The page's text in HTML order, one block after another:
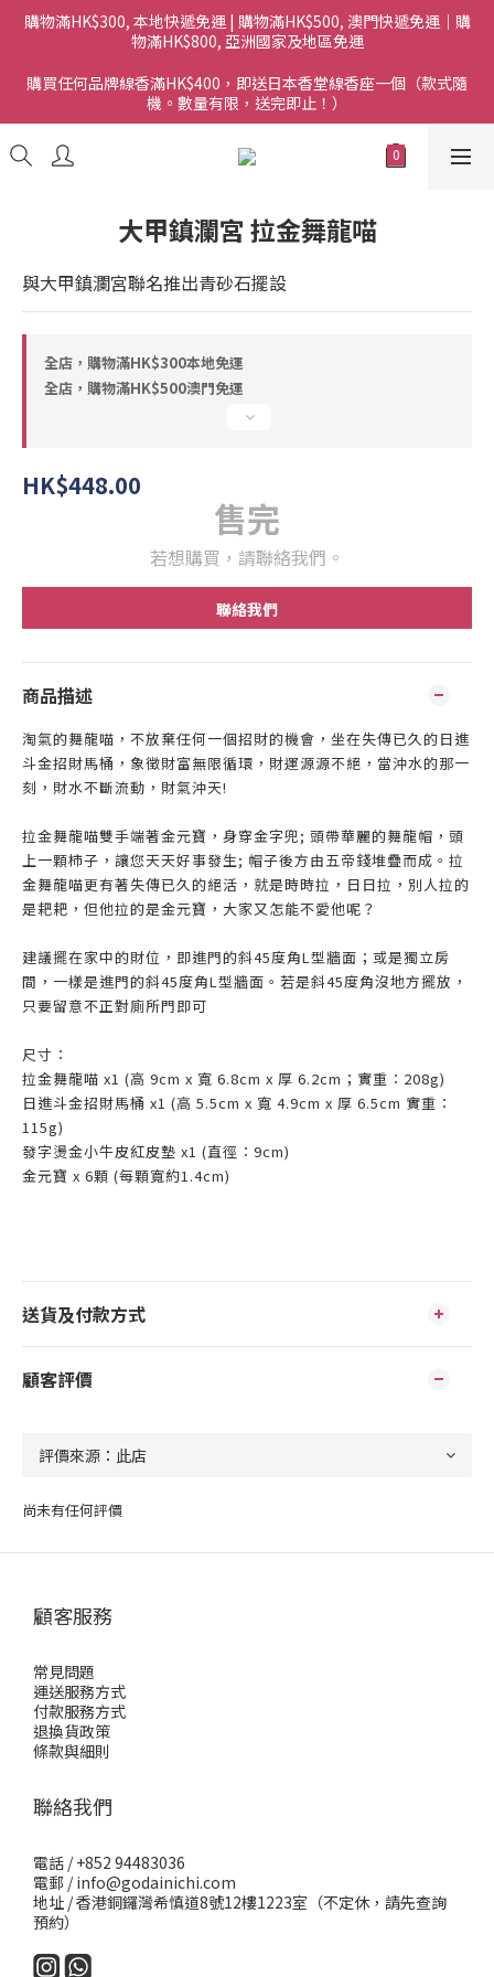
購物滿HK$300, 本地快遞免運 | 購物滿HK$500, 澳門快遞免運｜購
物滿HK$800, 亞洲國家及地區免運
購買任何品牌線香滿HK$400，即送日本香堂線香座一個（款式隨
機。數量有限，送完即止！）
大甲鎮瀾宮 拉金舞龍喵
與大甲鎮瀾宮聯名推出青砂石擺設
全店，購物滿HK$300本地免運
全店，購物滿HK$500澳門免運
HK$448.00
售完
若想購買，請聯絡我們。
聯絡我們
商品描述
淘氣的舞龍喵，不放棄任何一個招財的機會，坐在失傳已久的日進
斗金招財馬桶，象徵財富無限循環，財運源源不絕，當沖水的那一
刻，財水不斷流動，財氣沖天!
拉金舞龍喵雙手端著金元寶，身穿金字兜; 頭帶華麗的舞龍帽，頭
上一顆柿子，讓您天天好事發生; 帽子後方由五帝錢堆疊而成。拉
金舞龍喵更有著失傳已久的絕活，就是時時拉，日日拉，別人拉的
是耙耙，但他拉的是金元寶，大家又怎能不愛他呢？
建議擺在家中的財位，即進門的斜45度角L型牆面；或是獨立房
間，一樣是進門的斜45度角L型牆面。若是斜45度角沒地方擺放，
只要留意不正對廁所門即可
尺寸：
拉金舞龍喵 x1 (高 9cm x 寬 6.8cm x 厚 6.2cm；實重：208g)
日進斗金招財馬桶 x1 (高 5.5cm x 寬 4.9cm x 厚 6.5cm 實重：
115g)
發字燙金小牛皮紅皮墊 x1 (直徑：9cm)
金元寶 x 6顆 (每顆寬約1.4cm)
送貨及付款方式
顧客評價
尚未有任何評價
顧客服務
常見問題
運送服務方式
付款服務方式
退換貨政策
條款與細則
聯絡我們
電話 / +852 94483036
電郵 / info@godainichi.com
地址 / 香港銅鑼灣希慎道8號12樓1223室（不定休，請先查詢
預約）